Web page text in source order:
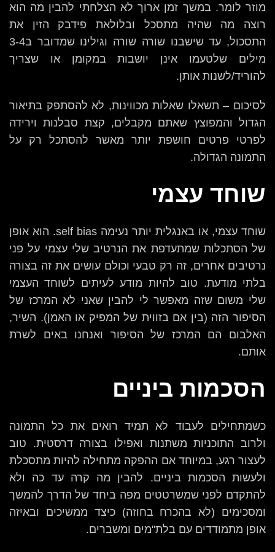
מוזר לומר. במשך זמן ארוך לא הצלחתי להבין מה הוא
רוצה מה שהיה מתסכל ובלולאת פידבק הזין את
התסכול, עד שישבנו שורה שורה וגילינו שמדובר ב3-4
מילים שלטעמו אינן יושבות במקומן או שצריך
להוריד/לשנות אותן.
לסיכום – תשאלו שאלות מכווינות, לא להסתפק בתיאור
הגדול והמפוצץ שאתם מקבלים, קצת סבלנות וירידה
לפרטי פרטים חושפת יותר מאשר להסתכל רק על
התמונה הגדולה.
שוחד עצמי
שוחד עצמי, או באנגלית יותר נעימה self bias. הוא אופן
של הסתכלות שמתעדפת את הנרטיב שלי עצמי על פני
נרטיבים אחרים, זה רק טבעי וכולם עושים את זה בצורה
בלתי מודעת. טוב להיות מודע לעיתים לשוחד העצמי
שלי משום שזה מאפשר לי להבין שאני לא המרכז של
הסיפור הזה (בין אם בזווית של המפיק או האמן). השיר,
האלבום הם המרכז של הסיפור ואנחנו באים לשרת
אותם.
הסכמות ביניים
כשמתחילים לעבוד לא תמיד רואים את כל התמונה
ולרוב התוכניות משתנות ואפילו בצורה דרסטית. טוב
לעצור רגע, במיוחד אם ההפקה מתחילה להיות מתסכלת
ולעשות הסכמות ביניים. להבין מה קרה עד כה ולא
להתקדם לפני שמשרטטים מפה ביחד של הדרך להמשך
ומסכימים (לא בהכרח בחוזה) כיצד ממשיכים ובאיזה
אופן מתמודדים עם בלת"מים ומשברים.